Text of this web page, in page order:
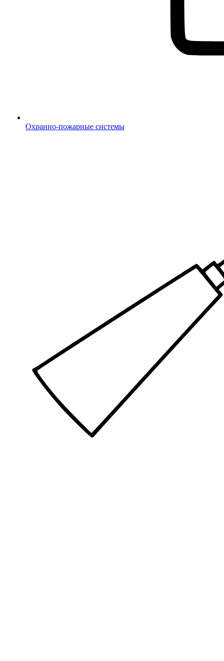
Охранно-пожарные системы